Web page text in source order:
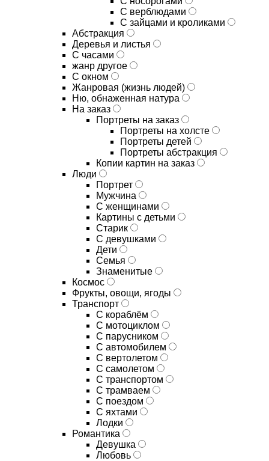
С верблюдами
С зайцами и кроликами
Абстракция
Деревья и листья
С часами
жанр другое
С окном
Жанровая (жизнь людей)
Ню, обнаженная натура
На заказ
Портреты на заказ
Портреты на холсте
Портреты детей
Портреты абстракция
Копии картин на заказ
Люди
Портрет
Мужчина
С женщинами
Картины с детьми
Старик
С девушками
Дети
Семья
Знаменитые
Космос
Фрукты, овощи, ягоды
Транспорт
С кораблём
С мотоциклом
С парусником
С автомобилем
С вертолетом
С самолетом
С транспортом
С трамваем
С поездом
С яхтами
Лодки
Романтика
Девушка
Любовь